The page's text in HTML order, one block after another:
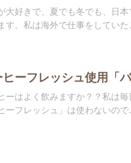
大好きで、夏でも冬でも、日
す。私は海外で仕事をしていた
ーフレッシュ使用「
ーはよく飲みますか？？私は
ーフレッシュ」は使わないので